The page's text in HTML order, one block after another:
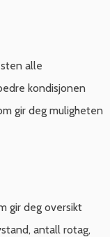
alle
kondisjonen
gir deg muligheten
gir deg oversikt
antall rotag,